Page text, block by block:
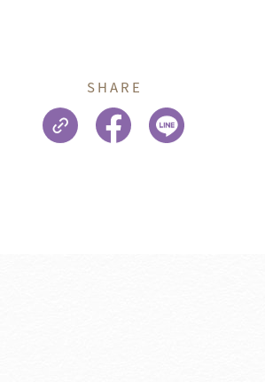
SHARE